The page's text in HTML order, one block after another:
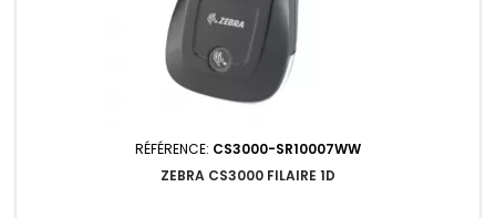
RÉFÉRENCE: CS3000-SR10007WW
ZEBRA CS3000 FILAIRE 1D